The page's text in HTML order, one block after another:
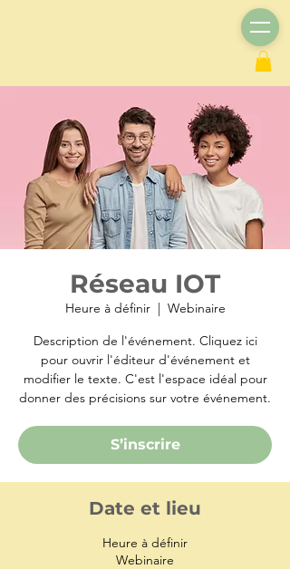
Réseau IOT
Heure à définir
  |
Webinaire
Description de l'événement. Cliquez ici
pour ouvrir l'éditeur d'événement et
modifier le texte. C'est l'espace idéal pour
donner des précisions sur votre événement.
S’inscrire
Date et lieu
Heure à définir
Webinaire